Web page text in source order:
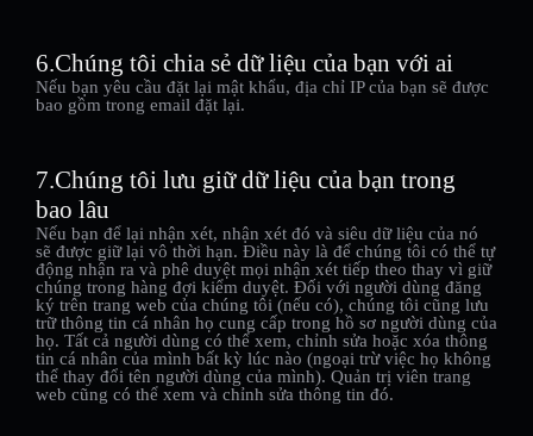
6.Chúng tôi chia sẻ dữ liệu của bạn với ai
Nếu bạn yêu cầu đặt lại mật khẩu, địa chỉ IP của bạn sẽ được
bao gồm trong email đặt lại.
7.Chúng tôi lưu giữ dữ liệu của bạn trong
bao lâu
Nếu bạn để lại nhận xét, nhận xét đó và siêu dữ liệu của nó
sẽ được giữ lại vô thời hạn. Điều này là để chúng tôi có thể tự
động nhận ra và phê duyệt mọi nhận xét tiếp theo thay vì giữ
chúng trong hàng đợi kiểm duyệt. Đối với người dùng đăng
ký trên trang web của chúng tôi (nếu có), chúng tôi cũng lưu
trữ thông tin cá nhân họ cung cấp trong hồ sơ người dùng của
họ. Tất cả người dùng có thể xem, chỉnh sửa hoặc xóa thông
tin cá nhân của mình bất kỳ lúc nào (ngoại trừ việc họ không
thể thay đổi tên người dùng của mình). Quản trị viên trang
web cũng có thể xem và chỉnh sửa thông tin đó.